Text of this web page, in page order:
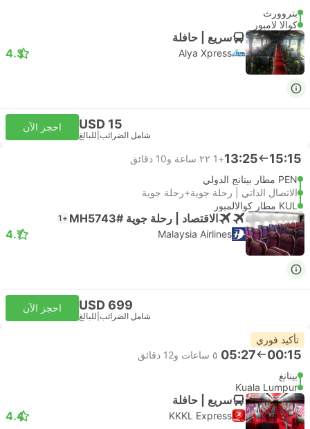
بتروورث
كوالا لامبور
سريع | حافلة
Alya Xpress
4.3
USD 15
شامل الضرائب للبالغ
احجز الآن
15:15
13:25
+1
٢٢ ساعة و‫10 دقائق
PEN مطار بينانج الدولي
الاتصال الذاتي | رحلة جوية+رحلة جوية
KUL مطار كوالالمبور
الاقتصاد | رحلة جوية #MH5743 +1
Malaysia Airlines
4.7
USD 699
شامل الضرائب للبالغ
احجز الآن
تأكيد فوري
00:15
05:27 ٥ ساعات و‫12 دقائق
بينانغ
Kuala Lumpur
سريع | حافلة
KKKL Express
4.4